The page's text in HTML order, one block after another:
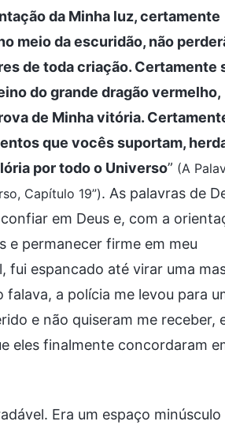
da Minha luz, certamente
meio da escuridão, não
de toda criação. Certamente
do grande dragão vermelho,
de Minha vitória.
que vocês suportam,
por todo o Universo” (A
Capítulo 19”). As palavras de
em Deus e, com a
e permanecer firme em meu
espancado até virar uma
a polícia me levou para
e não quiseram me receber,
eles finalmente concordaram
Era um espaço